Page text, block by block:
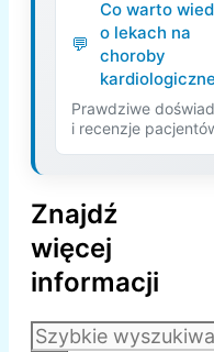
Co warto
o lekach na
choroby
kardiologiczne
Prawdziwe
i recenzje
Znajdź
więcej
informacji
Szukaj: